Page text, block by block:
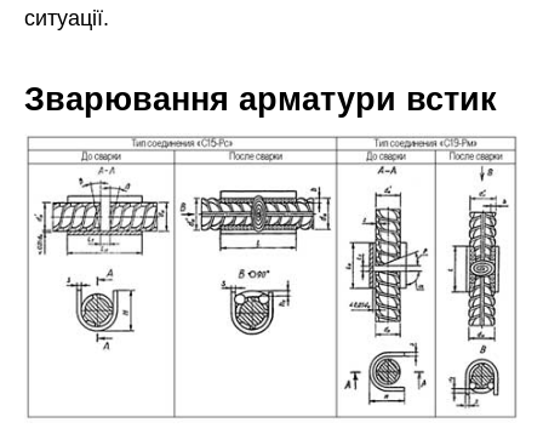
ситуації.
Зварювання арматури встик